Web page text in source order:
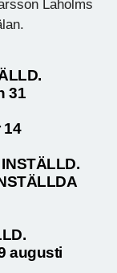
Laholms
31
14
augusti